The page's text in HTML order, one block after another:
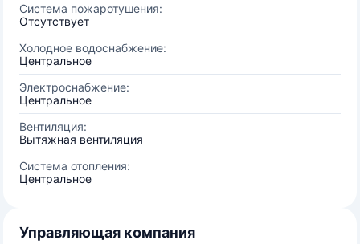
Система пожаротушения:
Отсутствует
Холодное водоснабжение:
Центральное
Электроснабжение:
Центральное
Вентиляция:
Вытяжная вентиляция
Система отопления:
Центральное
Управляющая компания